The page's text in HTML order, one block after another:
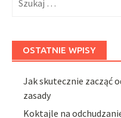
OSTATNIE WPISY
Jak skutecznie zacząć
zasady
Koktajle na